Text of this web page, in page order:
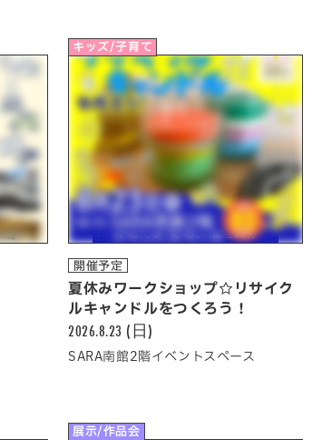
キッズ/子育て
開催予定
夏休みワークショップ☆リサイク
ルキャンドルをつくろう！
2026.8.23 (日)
SARA南館2階イベントスペース
展示/作品会